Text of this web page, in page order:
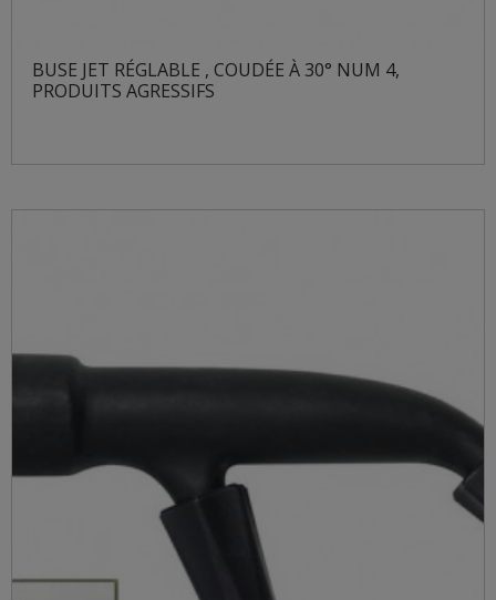
BUSE JET RÉGLABLE , COUDÉE À 30° NUM 4,
PRODUITS AGRESSIFS